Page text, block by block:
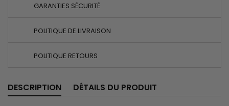
GARANTIES SÉCURITÉ
POLITIQUE DE LIVRAISON
POLITIQUE RETOURS
DESCRIPTION DÉTAILS DU PRODUIT